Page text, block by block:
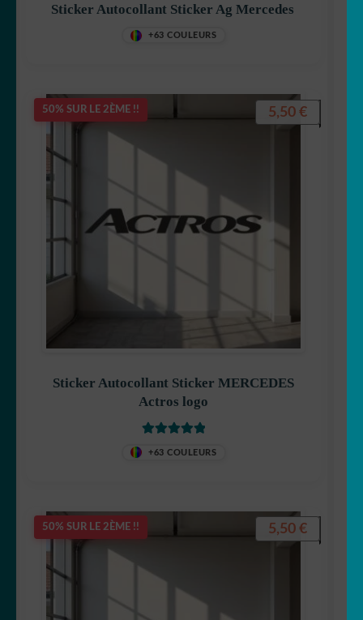
Sticker Autocollant Sticker Ag Mercedes
+63 COULEURS
50% SUR LE 2ÈME !!
Sticker Autocollant Sticker MERCEDES
Actros logo
+63 COULEURS
5,50 €
50% SUR LE 2ÈME !! 5,50 €